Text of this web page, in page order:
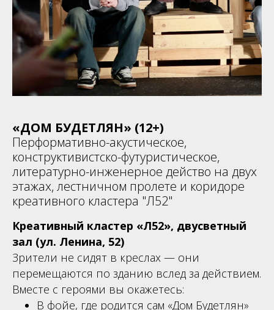
«ДОМ БУДЕТЛЯН» (12+)
Перформативно-акустическое,
конструктивистско-футуристическое,
литературно-инженерное действо на двух
этажах, лестничном пролете и коридоре
креативного кластера "Л52"
Креативный кластер «Л52», двусветный
зал (ул. Ленина, 52)
Зрители не сидят в креслах — они
перемещаются по зданию вслед за действием.
Вместе с героями вы окажетесь:
В фойе, где родится сам «Дом Будетлян»